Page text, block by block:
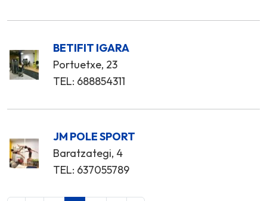
BETIFIT IGARA
Portuetxe, 23
TEL: 688854311
JM POLE SPORT
Baratzategi, 4
TEL: 637055789